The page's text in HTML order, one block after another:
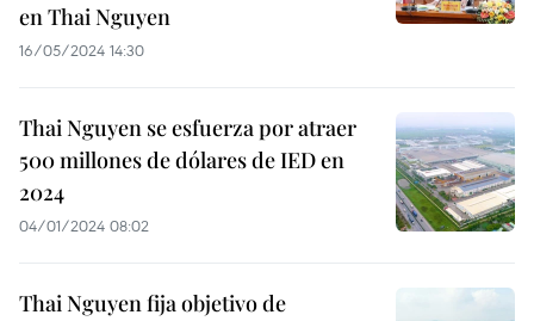
en Thai Nguyen
16/05/2024 14:30
Thai Nguyen se esfuerza por atraer
500 millones de dólares de IED en
2024
04/01/2024 08:02
Thai Nguyen fija objetivo de